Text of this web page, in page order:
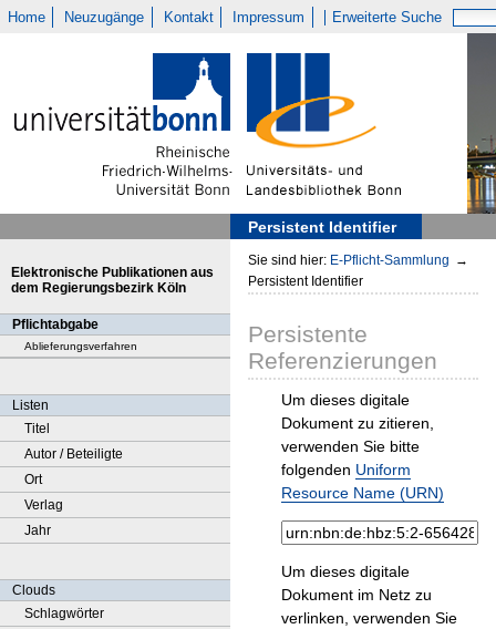
Home Neuzugänge Kontakt Impressum Erweiterte Suche
Persistent Identifier
Elektronische Publikationen aus
dem Regierungsbezirk Köln
Pflichtabgabe
Ablieferungsverfahren
Listen
Titel
Autor / Beteiligte
Ort
Verlag
Jahr
Clouds
Schlagwörter
Sie sind hier: E-Pflicht-Sammlung →
Persistent Identifier
Persistente
Referenzierungen
Um dieses digitale
Dokument zu zitieren,
verwenden Sie bitte
folgenden Uniform
Resource Name (URN)
Um dieses digitale
Dokument im Netz zu
verlinken, verwenden Sie